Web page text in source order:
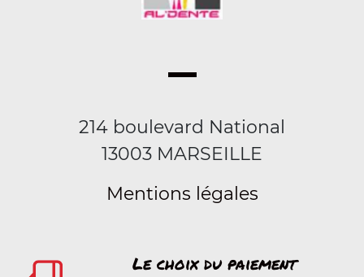
214 boulevard National
13003 MARSEILLE
Mentions légales
Le choix du paiement